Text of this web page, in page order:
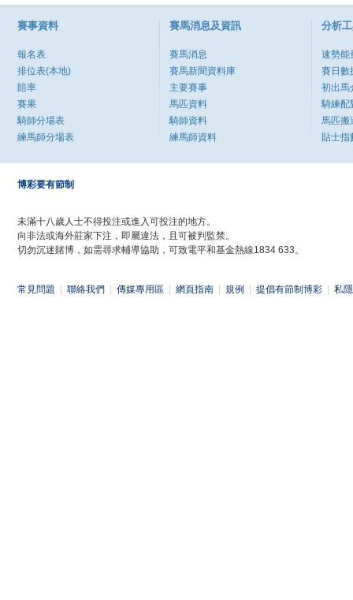
賽事資料
報名表
排位表(本地)
賠率
賽果
騎師分場表
練馬師分場表
賽馬消息及資訊
賽馬消息
賽馬新聞資料庫
主要賽事
馬匹資料
騎師資料
練馬師資料
分析
速勢能
賽日數
初出馬
騎練配
馬匹搬
貼士指
博彩要有節制
未滿十八歲人士不得投注或進入可投注的地方。
向非法或海外莊家下注，即屬違法，且可被判監禁。
切勿沉迷賭博，如需尋求輔導協助，可致電平和基金熱線1834 633。
常見問題 聯絡我們 傳媒專用區 網頁指南 規例 提倡有節制博彩 私